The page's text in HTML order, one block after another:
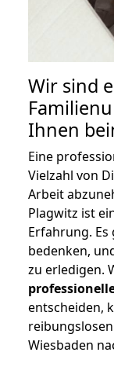
Wir sind
Ihnen
Eine
Vielzahl von
Arbeit
Plagwitz ist
Erfahrung. Es
bedenken,
zu erledigen.
entscheiden,
Wiesbaden